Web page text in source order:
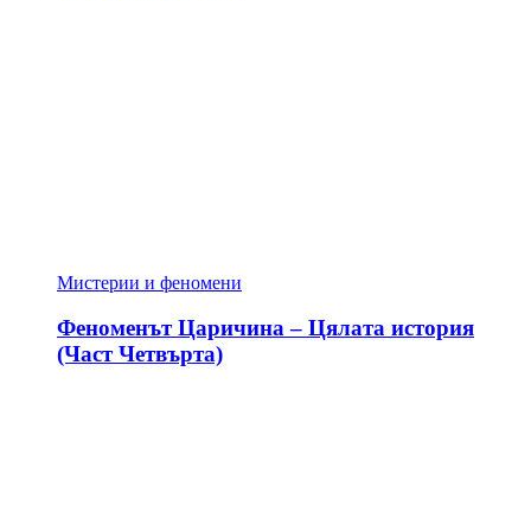
Мистерии и феномени
Феноменът Царичина – Цялата история
(Част Четвърта)